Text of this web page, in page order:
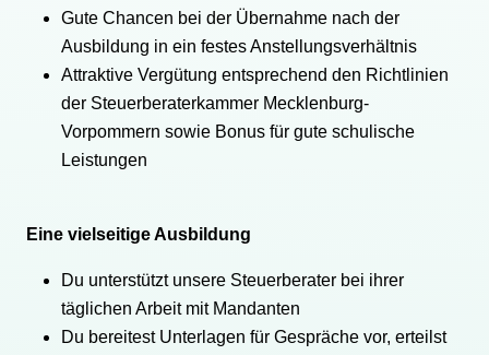
Gute Chancen bei der Übernahme nach der
Ausbildung in ein festes Anstellungsverhältnis
Attraktive Vergütung entsprechend den Richtlinien
der Steuerberaterkammer Mecklenburg-
Vorpommern sowie Bonus für gute schulische
Leistungen
Eine vielseitige Ausbildung
Du unterstützt unsere Steuerberater bei ihrer
täglichen Arbeit mit Mandanten
Du bereitest Unterlagen für Gespräche vor, erteilst